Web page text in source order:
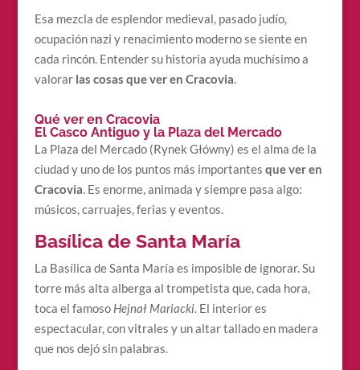
Esa mezcla de esplendor medieval, pasado judío,
ocupación nazi y renacimiento moderno se siente en
cada rincón. Entender su historia ayuda muchísimo a
valorar las cosas que ver en Cracovia.
Qué ver en Cracovia
El Casco Antiguo y la Plaza del Mercado
La Plaza del Mercado (Rynek Główny) es el alma de la
ciudad y uno de los puntos más importantes que ver en
Cracovia. Es enorme, animada y siempre pasa algo:
músicos, carruajes, ferias y eventos.
Basílica de Santa María
La Basílica de Santa María es imposible de ignorar. Su
torre más alta alberga al trompetista que, cada hora,
toca el famoso Hejnał Mariacki. El interior es
espectacular, con vitrales y un altar tallado en madera
que nos dejó sin palabras.